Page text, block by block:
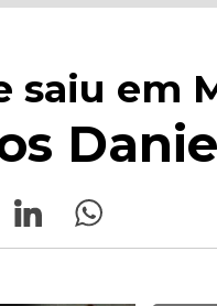
saiu em